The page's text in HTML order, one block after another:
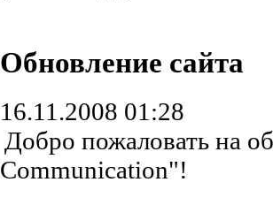
Обновление сайта
16.11.2008 01:28
Добро пожаловать на
Communication"!